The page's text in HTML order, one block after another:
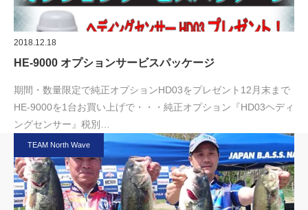
2018.12.18
HE-9000 オプションサービスパッケージ
期間・数量限定で純正オプションHD03をプレゼント12月末まで
HE-9000を1台お買い上げで・・・純正オプション『HD03ヘディ
ングセンサー』税別…
TEAM North Wave